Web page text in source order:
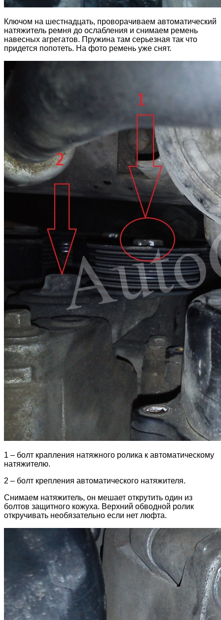
Ключом на шестнадцать, проворачиваем автоматический
натяжитель ремня до ослабления и снимаем ремень
навесных агрегатов. Пружина там серьезная так что
придется попотеть. На фото ремень уже снят.
1 – болт крапления натяжного ролика к автоматическому
натяжителю.
2 – болт крепления автоматического натяжителя.
Снимаем натяжитель, он мешает открутить один из
болтов защитного кожуха. Верхний обводной ролик
откручивать необязательно если нет люфта.